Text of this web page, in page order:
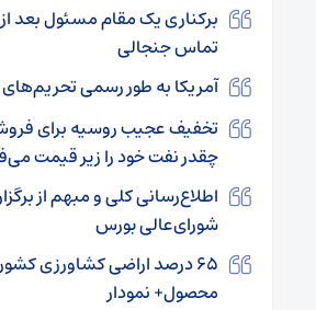
برکناری یک مقام مسئول بعد
تماس جنجالی
آمریکا به طور رسمی تحریم‌های
تخفیف عجیب روسیه برای
چقدر نفت خود را زیر قیمت
اطلاع‌رسانی کلی و مبهم از
شورای‌عالی بورس
۶۵ درصد اراضی کشاورزی
محصول+ نمودار